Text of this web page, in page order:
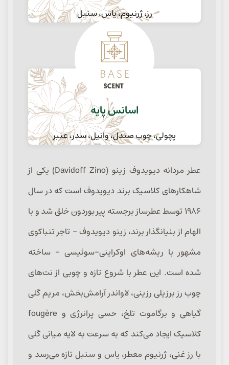
رز، ژرنیوم، یاس، سنبل
اسانس پایه
پچولی، چوب صندل، وانیل، سدر، عنبر
عطر مردانه دیویدوف زینو (Davidoff Zino) یکی از
شاهکارهای کلاسیک برند دیویدوف است که در سال
۱۹۸۶ توسط عطرساز برجسته پیر بوردون خلق شد و با
الهام از بنیانگذار برند، زینو دیویدوف – تاجر تنباکوی
مشهور با ریشه‌های اوکراینی-سوئیسی – ساخته
شده است. این عطر با شروع تازه و چوبی از نت‌های
چوب رز برزیلی رزینی، لاواندر آرامش‌بخش، مریم گلی
گیاهی و برگاموت تلخ، حسی پرانرژی و fougère
کلاسیک ایجاد می‌کند که به سرعت به لایه میانی گلی
با رز غنی، ژرنیوم معطر، یاس و سنبل تازه می‌رسد و